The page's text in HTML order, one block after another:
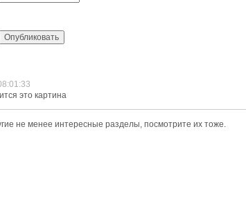
это картина
не менее интересные разделы, посмотрите их тоже.